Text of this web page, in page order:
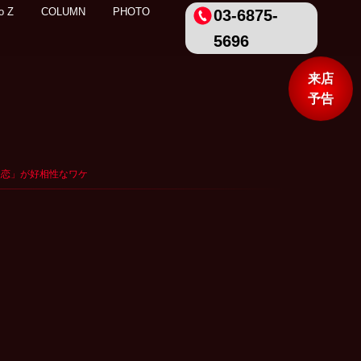
Z COLUMN PHOTO
03-6875-
5696
来店
予告
」が好相性なワケ